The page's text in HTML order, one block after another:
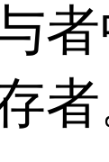
者